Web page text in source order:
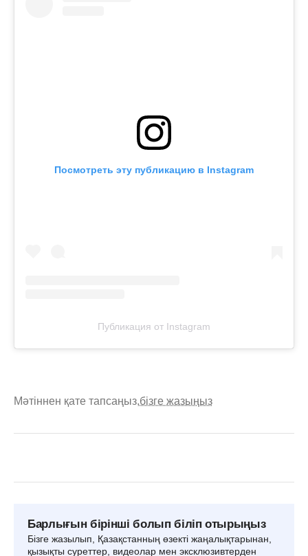
Посмотреть эту публикацию в Instagram
Публикация от Instagram
Мәтіннен қате тапсаңыз,бізге жазыңыз
Барлығын бірінші болып біліп отырыңыз
Бізге жазылып, Қазақстанның өзекті жаңалықтарынан,
қызықты суреттер, видеолар мен эксклюзивтерден